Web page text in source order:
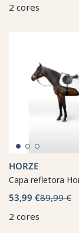
2 cores
HORZE
Capa refletora
53,99 €89,99 €
2 cores